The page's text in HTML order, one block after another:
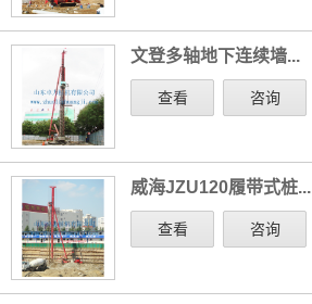
文登多轴地下连续墙...
查看 咨询
威海JZU120履带式桩...
查看 咨询